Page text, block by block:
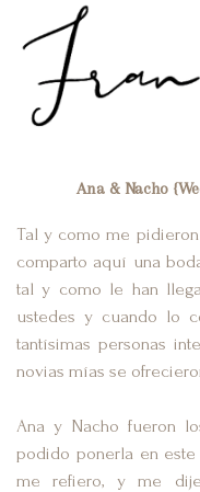
Ana & Nacho
Tal y como me
comparto aquí una
tal y como le han
ustedes y cuando lo
tantísimas personas
novias mías se
Ana y Nacho fueron
podido ponerla en
me refiero, y me